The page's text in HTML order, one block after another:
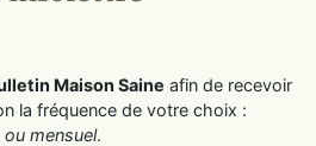
Maison Saine afin de recevoir
la fréquence de votre choix :
mensuel.